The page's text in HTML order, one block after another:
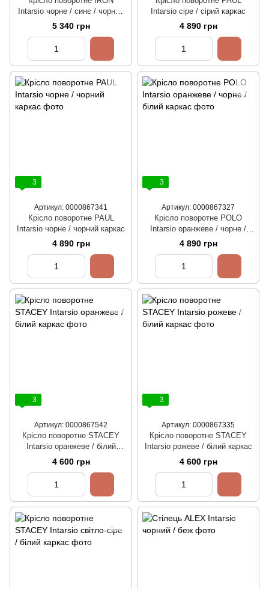
Intarsio чорне / синє / чорний
каркас
5 340 грн
Intarsio сіре / сірий каркас
4 890 грн
3
Артикул: 0000867341
Крісло поворотне PAUL
Intarsio чорне / чорний каркас
4 890 грн
3
Артикул: 0000867327
Крісло поворотне POLO
Intarsio оранжеве / чорне /
білий каркас
4 890 грн
3
Артикул: 0000867542
Крісло поворотне STACEY
Intarsio оранжеве / білий
каркас
4 600 грн
3
Артикул: 0000867335
Крісло поворотне STACEY
Intarsio рожеве / білий каркас
4 600 грн